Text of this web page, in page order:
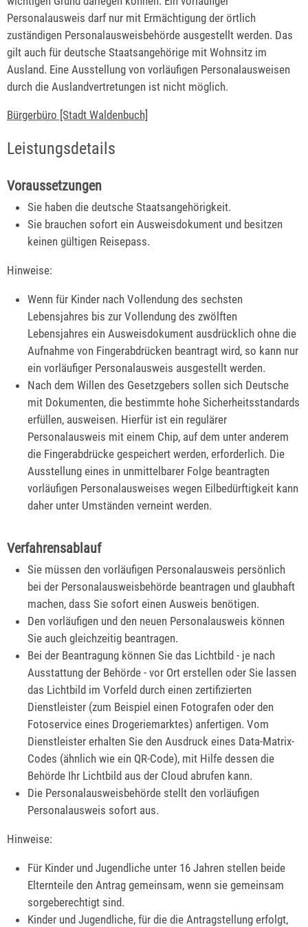
Personalausweis darf nur mit Ermächtigung der örtlich
zuständigen Personalausweisbehörde ausgestellt werden. Das
gilt auch für deutsche Staatsangehörige mit Wohnsitz im
Ausland. Eine Ausstellung von vorläufigen Personalausweisen
durch die Auslandvertretungen ist nicht möglich.
Bürgerbüro [Stadt Waldenbuch]
Leistungsdetails
Voraussetzungen
Sie haben die deutsche Staatsangehörigkeit.
Sie brauchen sofort ein Ausweisdokument und besitzen
keinen gültigen Reisepass.
Hinweise:
Wenn für Kinder nach Vollendung des sechsten
Lebensjahres bis zur Vollendung des zwölften
Lebensjahres ein Ausweisdokument ausdrücklich ohne die
Aufnahme von Fingerabdrücken beantragt wird, so kann nur
ein vorläufiger Personalausweis ausgestellt werden.
Nach dem Willen des Gesetzgebers sollen sich Deutsche
mit Dokumenten, die bestimmte hohe Sicherheitsstandards
erfüllen, ausweisen. Hierfür ist ein regulärer
Personalausweis mit einem Chip, auf dem unter anderem
die Fingerabdrücke gespeichert werden, erforderlich. Die
Ausstellung eines in unmittelbarer Folge beantragten
vorläufigen Personalausweises wegen Eilbedürftigkeit kann
daher unter Umständen verneint werden.
Verfahrensablauf
Sie müssen den vorläufigen Personalausweis persönlich
bei der Personalausweisbehörde beantragen und glaubhaft
machen, dass Sie sofort einen Ausweis benötigen.
Den vorläufigen und den neuen Personalausweis können
Sie auch gleichzeitig beantragen.
Bei der Beantragung können Siedas Lichtbild - je nach
Ausstattung der Behörde - vor Ort erstellen oder Sie lassen
das Lichtbild im Vorfeld durch einen zertifizierten
Dienstleister (zum Beispiel einen Fotografen oder den
Fotoservice eines Drogeriemarktes) anfertigen. Vom
Dienstleister erhalten Sie den Ausdruck eines Data-Matrix-
Codes (ähnlich wie ein QR-Code), mit Hilfe dessen die
Behörde Ihr Lichtbild aus der Cloud abrufen kann.
Die Personalausweisbehörde stellt den vorläufigen
Personalausweis sofort aus.
Hinweise:
Für Kinder und Jugendliche unter 16 Jahren stellen beide
Elternteile den Antrag gemeinsam, wenn sie gemeinsam
sorgeberechtigt sind.
Kinder und Jugendliche, für die die Antragstellung erfolgt,